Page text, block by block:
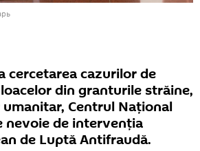
cercetarea cazurilor de
din granturile străine,
Centrul Național
nevoie de intervenția
de Luptă Antifraudă.